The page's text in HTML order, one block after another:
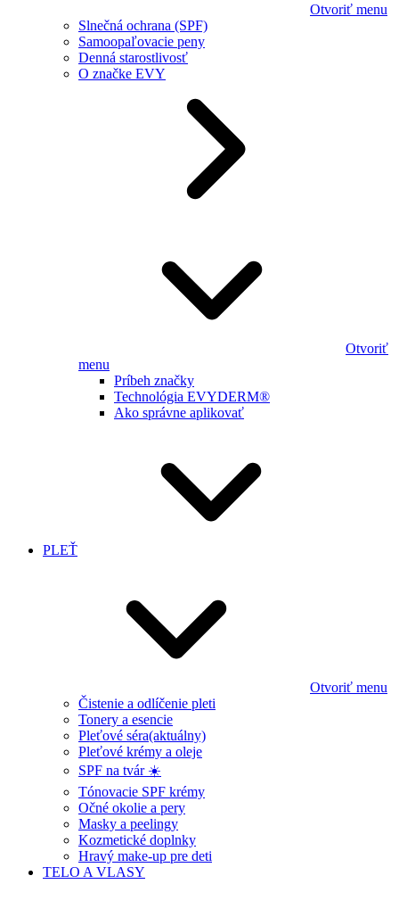
Otvoriť menu
Slnečná ochrana (SPF)
Samoopaľovacie peny
Denná starostlivosť
O značke EVY
Otvoriť
menu
Príbeh značky
Technológia EVYDERM®
Ako správne aplikovať
PLEŤ
Otvoriť menu
Čistenie a odlíčenie pleti
Tonery a esencie
Pleťové séra(aktuálny)
Pleťové krémy a oleje
SPF na tvár ☀️
Tónovacie SPF krémy
Očné okolie a pery
Masky a peelingy
Kozmetické doplnky
Hravý make-up pre deti
TELO A VLASY